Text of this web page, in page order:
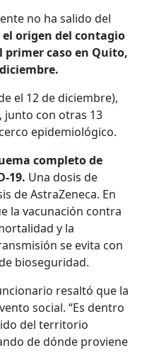
no ha salido del
origen del contagio
primer caso en Quito,
el 12 de diciembre),
junto con otras 13
epidemiológico.
completo de
19. Una dosis de
de AstraZeneca. En
la vacunación contra
y la
se evita con
bioseguridad.
resaltó que la
social. “Es dentro
del territorio
de dónde proviene